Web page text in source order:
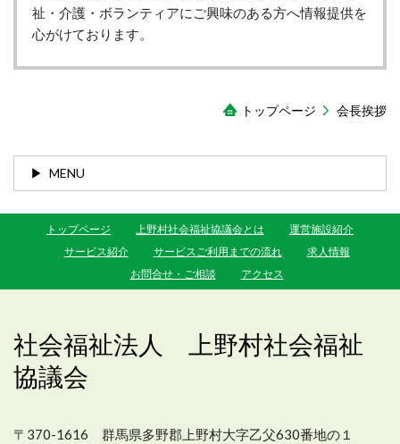
祉・介護・ボランティアにご興味のある方へ情報提供を
心がけております。
トップページ 会長挨拶
MENU
トップページ 上野村社会福祉協議会とは
運営施設紹介
サービス紹介
サービスご利用までの流れ
求人情報
お問合せ・ご相談
アクセス
社会福祉法人 上野村社会福祉
協議会
〒370-1616 群馬県多野郡上野村大字乙父630番地の１